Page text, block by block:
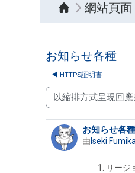
網站頁面
お知らせ各種
◀︎ HTTPS証明書
顯示模式
お知らせ各種
由Iseki
Number of
リージ